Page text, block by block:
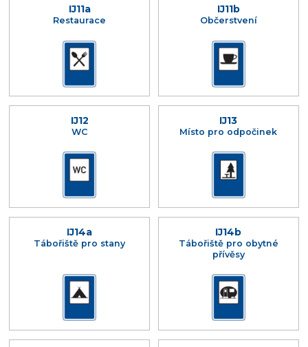
IJ11a
Restaurace
IJ11b
Občerstvení
IJ12
WC
IJ13
Místo pro odpočinek
IJ14a
Tábořiště pro stany
IJ14b
Tábořiště pro obytné
přívěsy